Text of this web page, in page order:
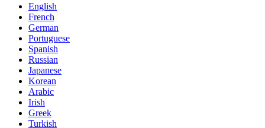
English
French
German
Portuguese
Spanish
Russian
Japanese
Korean
Arabic
Irish
Greek
Turkish